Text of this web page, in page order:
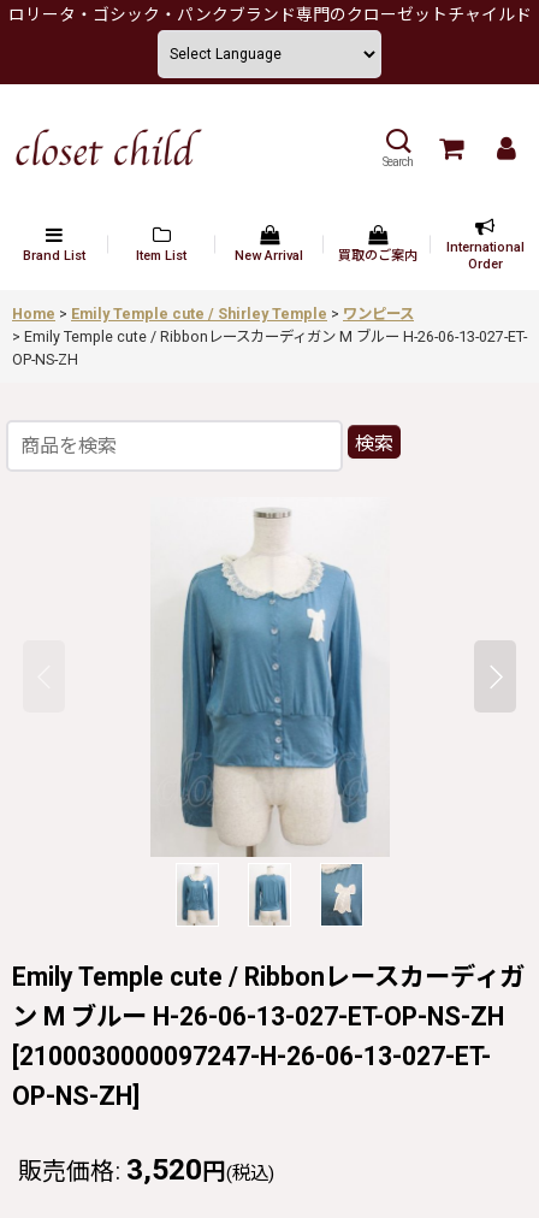
ロリータ・ゴシック・パンクブランド専門のクローゼットチャイルド
Search
Brand List Item List New Arrival 買取のご案内
International
Order
Home > Emily Temple cute / Shirley Temple > ワンピース
> Emily Temple cute / Ribbonレースカーディガン M ブルー H-26-06-13-027-ET-
OP-NS-ZH
検索
Emily Temple cute / Ribbonレースカーディガ
ン M ブルー H-26-06-13-027-ET-OP-NS-ZH
[2100030000097247-H-26-06-13-027-ET-
OP-NS-ZH]
販売価格: 3,520 円 (税込)